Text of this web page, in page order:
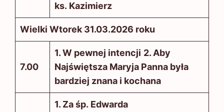
ks. Kazimierz
Wielki Wtorek 31.03.2026 roku
7.00
1. W pewnej intencji 2. Aby
Najświętsza Maryja Panna była
bardziej znana i kochana
1. Za śp. Edwarda